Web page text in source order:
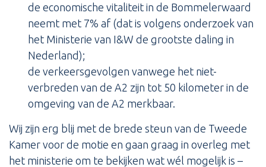
de economische vitaliteit in de Bommelerwaard
neemt met 7% af (dat is volgens onderzoek van
het Ministerie van I&W de grootste daling in
Nederland);
de verkeersgevolgen vanwege het niet-
verbreden van de A2 zijn tot 50 kilometer in de
omgeving van de A2 merkbaar.
Wij zijn erg blij met de brede steun van de Tweede
Kamer voor de motie en gaan graag in overleg met
het ministerie om te bekijken wat wél mogelijk is –